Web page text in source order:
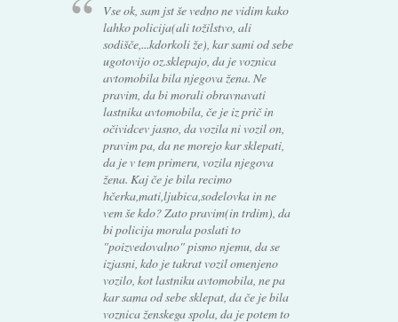
Vse ok, sam jst še vedno ne vidim kako
lahko policija(ali tožilstvo, ali
sodišče,...kdorkoli že), kar sami od sebe
ugotovijo oz.sklepajo, da je voznica
avtomobila bila njegova žena. Ne
pravim, da bi morali obravnavati
lastnika avtomobila, če je iz prič in
očividcev jasno, da vozila ni vozil on,
pravim pa, da ne morejo kar sklepati,
da je v tem primeru, vozila njegova
žena. Kaj če je bila recimo
hčerka,mati,ljubica,sodelovka in ne
vem še kdo? Zato pravim(in trdim), da
bi policija morala poslati to
"poizvedovalno" pismo njemu, da se
izjasni, kdo je takrat vozil omenjeno
vozilo, kot lastniku avtomobila, ne pa
kar sama od sebe sklepat, da če je bila
voznica ženskega spola, da je potem to